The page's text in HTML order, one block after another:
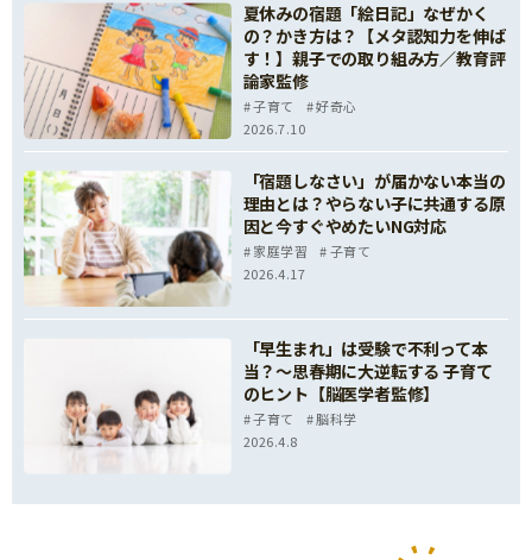
夏休みの宿題「絵日記」なぜかく
の？かき方は？【メタ認知力を伸ば
す！】親子での取り組み方／教育評
論家監修
子育て
好奇心
2026.7.10
「宿題しなさい」が届かない本当の
理由とは？やらない子に共通する原
因と今すぐやめたいNG対応
家庭学習
子育て
2026.4.17
「早生まれ」は受験で不利って本
当？～思春期に大逆転する 子育て
のヒント【脳医学者監修】
子育て
脳科学
2026.4.8